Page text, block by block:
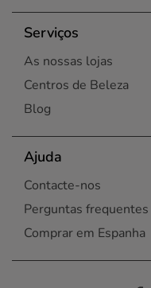
Serviços
As nossas lojas
Centros de Beleza
Blog
Ajuda
Contacte-nos
Perguntas frequentes
Comprar em Espanha